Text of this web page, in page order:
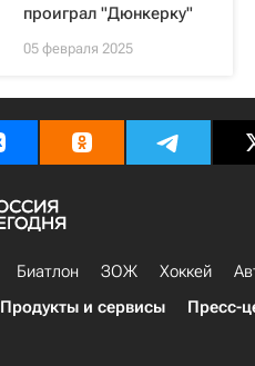
проиграл "Дюнкерку"
05 февраля 2025
Биатлон ЗОЖ Хоккей
Продукты и сервисы Пресс-